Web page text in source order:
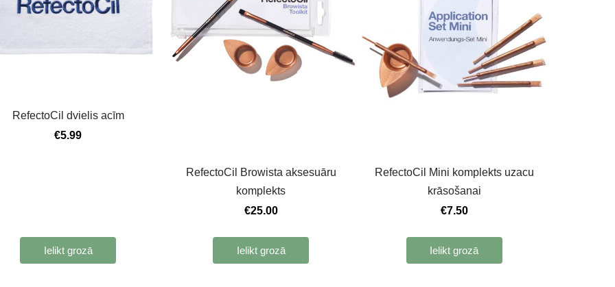
RefectoCil dvielis acīm
€5.99
Ielikt grozā
RefectoCil Browista aksesuāru
komplekts
€25.00
Ielikt grozā
RefectoCil Mini komplekts uzacu
krāsošanai
€7.50
Ielikt grozā